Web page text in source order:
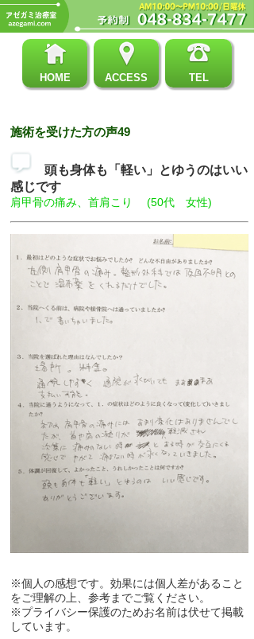
HOME ACCESS TEL
施術を受けた方の声49
頭も身体も「軽い」とゆうのはいい
感じです
肩甲骨の痛み、首肩こり (50代 女性)
※個人の感想です。効果には個人差があること
をご理解の上、参考までご覧ください。
※プライバシー保護のためお名前は伏せて掲載
しています。